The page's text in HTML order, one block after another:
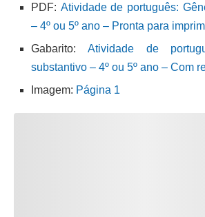
PDF: Atividade de português:
– 4º ou 5º ano – Pronta para
Gabarito:Atividade de
substantivo – 4º ou 5º ano – Com
Imagem: Página 1